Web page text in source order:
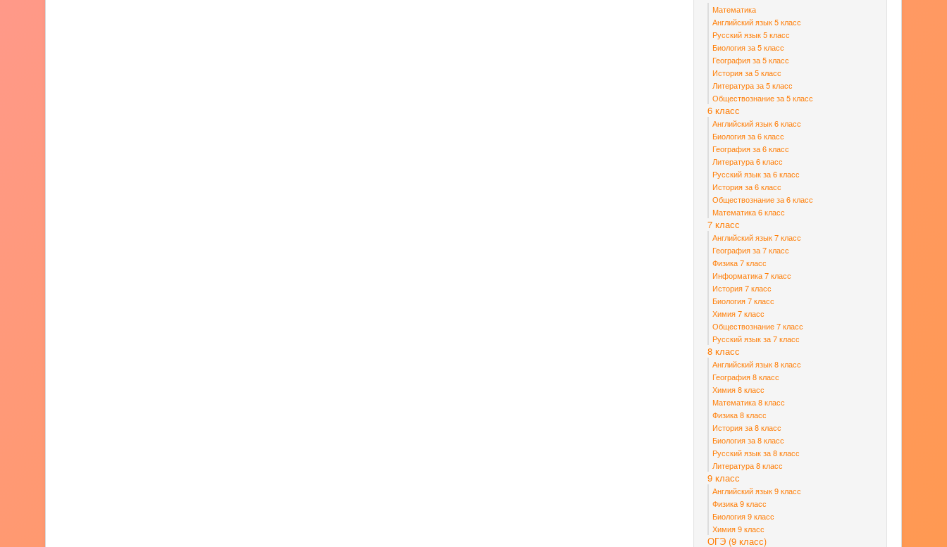
Математика
Английский язык 5 класс
Русский язык 5 класс
Биология за 5 класс
География за 5 класс
История за 5 класс
Литература за 5 класс
Обществознание за 5 класс
6 класс
Английский язык 6 класс
Биология за 6 класс
География за 6 класс
Литература 6 класс
Русский язык за 6 класс
История за 6 класс
Обществознание за 6 класс
Математика 6 класс
7 класс
Английский язык 7 класс
География за 7 класс
Физика 7 класс
Информатика 7 класс
История 7 класс
Биология 7 класс
Химия 7 класс
Обществознание 7 класс
Русский язык за 7 класс
8 класс
Английский язык 8 класс
География 8 класс
Химия 8 класс
Математика 8 класс
Физика 8 класс
История за 8 класс
Биология за 8 класс
Русский язык за 8 класс
Литература 8 класс
9 класс
Английский язык 9 класс
Физика 9 класс
Биология 9 класс
Химия 9 класс
ОГЭ (9 класс)